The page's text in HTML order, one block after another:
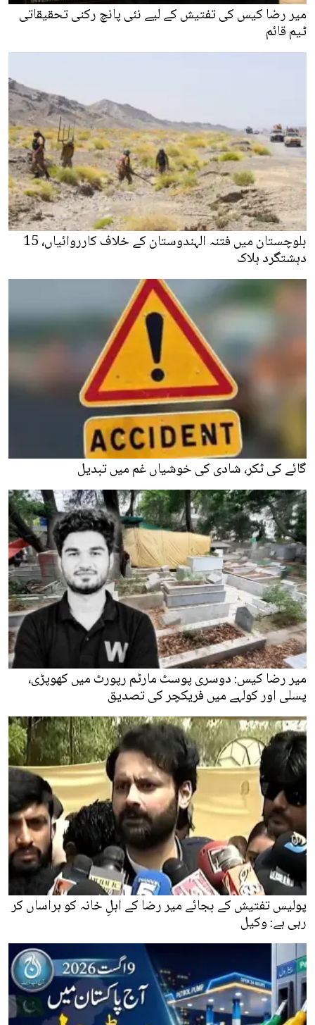
میر رضا کیس کی تفتیش کے لیے نئی پانچ رکنی تحقیقاتی
ٹیم قائم
بلوچستان میں فتنہ الہندوستان کے خلاف کارروائیاں، 15
دہشتگرد ہلاک
گائے کی ٹکر، شادی کی خوشیاں غم میں تبدیل
میر رضا کیس: دوسری پوسٹ مارٹم رپورٹ میں کھوپڑی،
پسلی اور کولہے میں فریکچر کی تصدیق
پولیس تفتیش کے بجائے میر رضا کے اہلِ خانہ کو ہراساں کر
رہی ہے: وکیل